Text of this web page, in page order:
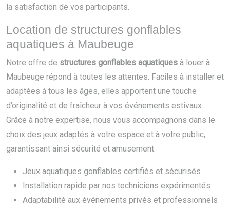
la satisfaction de vos participants.
Location de structures gonflables
aquatiques à Maubeuge
Notre offre de structures gonflables aquatiques à louer à
Maubeuge répond à toutes les attentes. Faciles à installer et
adaptées à tous les âges, elles apportent une touche
d’originalité et de fraîcheur à vos événements estivaux.
Grâce à notre expertise, nous vous accompagnons dans le
choix des jeux adaptés à votre espace et à votre public,
garantissant ainsi sécurité et amusement.
Jeux aquatiques gonflables certifiés et sécurisés
Installation rapide par nos techniciens expérimentés
Adaptabilité aux événements privés et professionnels